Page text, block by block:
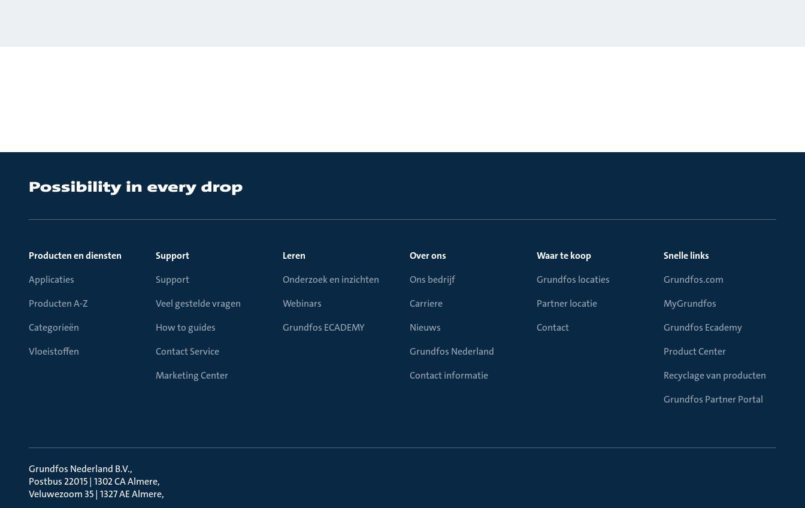
Producten en diensten
Applicaties
Producten A-Z
Categorieën
Vloeistoffen
Support
Support
Veel gestelde vragen
How to guides
Contact Service
Marketing Center
Leren
Onderzoek en inzichten
Webinars
Grundfos ECADEMY
Over ons
Ons bedrijf
Carriere
Nieuws
Grundfos Nederland
Contact informatie
Waar te koop
Grundfos locaties
Partner locatie
Contact
Snelle links
Grundfos.com
MyGrundfos
Grundfos Ecademy
Product Center
Recyclage van producten
Grundfos Partner Portal
Grundfos Nederland B.V.
Postbus 22015 | 1302 CA Almere
Veluwezoom 35 | 1327 AE Almere